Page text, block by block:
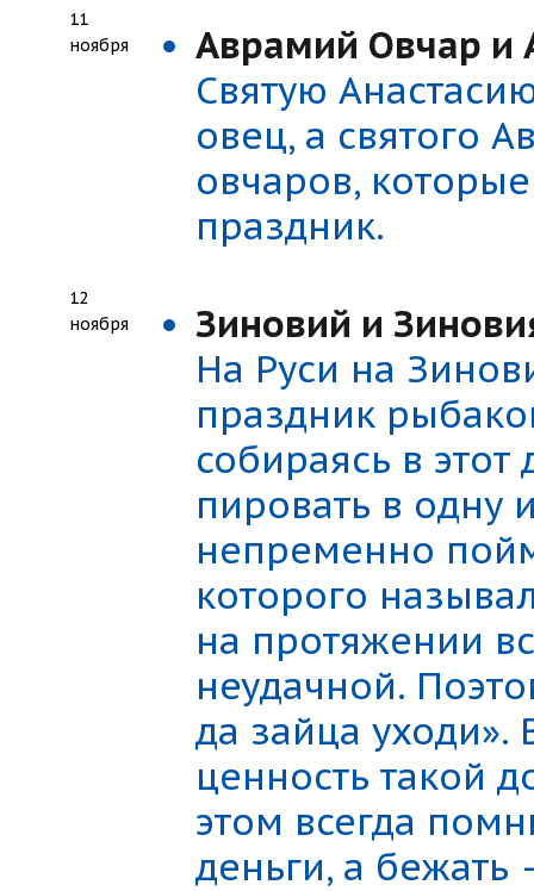
11
ноября
Аврамий Овчар и
Святую
овец, а святого
овчаров,
праздник.
12
ноября
Зиновий и
На Руси на
праздник
собираясь в
пировать в одну
непременно
которого
на протяжении
неудачной.
да зайца уходи».
ценность такой
этом всегда
деньги, а бежать